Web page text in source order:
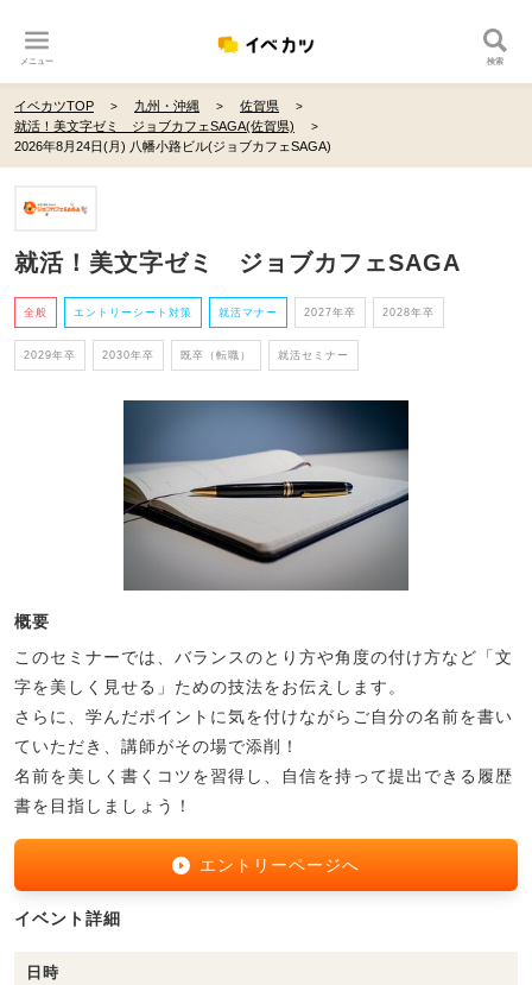
メニュー 検索
イベカツTOP 九州・沖縄
佐賀県
就活！美文字ゼミ ジョブカフェSAGA(佐賀県)
2026年8月24日(月) 八幡小路ビル(ジョブカフェSAGA)
就活！美文字ゼミ ジョブカフェSAGA
全般 エントリーシート対策 就活マナー 2027年卒 2028年卒
2029年卒 2030年卒 既卒（転職） 就活セミナー
概要
このセミナーでは、バランスのとり方や角度の付け方など「文
字を美しく見せる」ための技法をお伝えします。
さらに、学んだポイントに気を付けながらご自分の名前を書い
ていただき、講師がその場で添削！
名前を美しく書くコツを習得し、自信を持って提出できる履歴
書を目指しましょう！
エントリーページへ
イベント詳細
日時